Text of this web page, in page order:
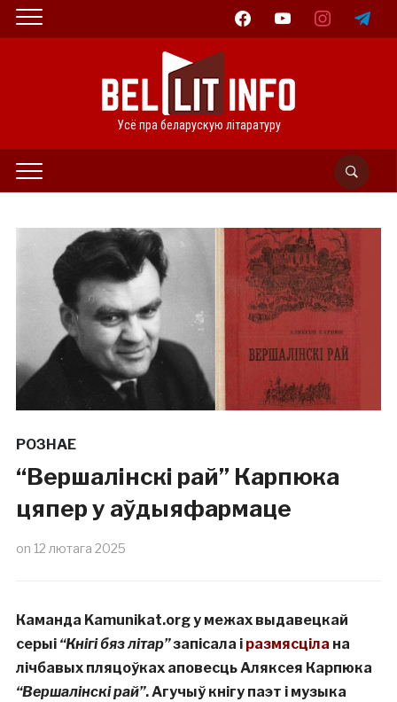
facebookyoutube instagramtelegram
Усё пра беларускую літаратуру
РОЗНАЕ
“Вершалінскі рай” Карпюка
цяпер у аўдыяфармаце
on 12 лютага 2025
Каманда Kamunikat.org у межах выдавецкай
серыі “Кнігі бяз літар”запісала і размясціла на
лічбавых пляцоўках аповесць Аляксея Карпюка
“Вершалінскі рай”. Агучыў кнігу паэт і музыка